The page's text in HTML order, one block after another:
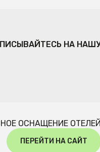
НА
ОСНАЩЕНИЕ ОТЕЛЕЙ
ПЕРЕЙТИ НА САЙТ